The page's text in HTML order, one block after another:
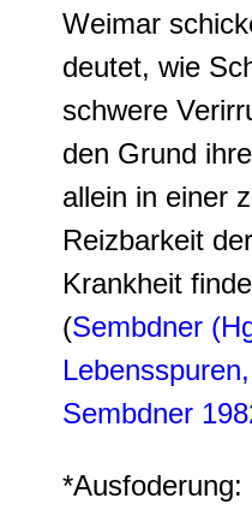
Weimar
deutet, wie
schwere
den Grund
allein in einer
Reizbarkeit
Krankheit
(Sembdner
Sembdner